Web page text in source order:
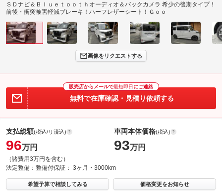
ＳＤナビ＆Ｂｌｕｅｔｏｏｔｈオーディオ＆バックカメラ 希少の後期タイプ！
前後・衝突被害軽減ブレーキ！ハーフレザーシート！Ｇｏｏ
画像をリクエストする
販売店からメールで最短即日 にご連絡
無料で在庫確認・見積り依頼する
支払総額(税込/リ済込)
96万円
（諸費用3万円を含む）
車両本体価格(税込)
93万円
法定整備： 整備付保証： 3ヶ月・3000km
希望予算で相談してみる 価格変更をお知らせ